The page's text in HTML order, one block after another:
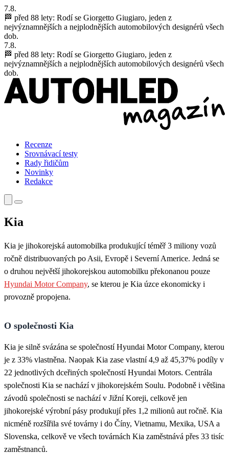
7.8.
🏁 před 88 lety: Rodí se Giorgetto Giugiaro, jeden z
nejvýznamnějších a nejplodnějších automobilových designérů všech
dob.
7.8.
🏁 před 88 lety: Rodí se Giorgetto Giugiaro, jeden z
nejvýznamnějších a nejplodnějších automobilových designérů všech
dob.
Recenze
Srovnávací testy
Rady řidičům
Novinky
Redakce
Kia
Kia je jihokorejská automobilka produkující téměř 3 miliony vozů
ročně distribuovaných po Asii, Evropě i Severní Americe. Jedná se
o druhou největší jihokorejskou automobilku překonanou pouze
Hyundai Motor Company, se kterou je Kia úzce ekonomicky i
provozně propojena.
O společnosti Kia
Kia je silně svázána se společností Hyundai Motor Company, kterou
je z 33% vlastněna. Naopak Kia zase vlastní 4,9 až 45,37% podíly v
22 jednotlivých dceřiných společností Hyundai Motors. Centrála
společnosti Kia se nachází v jihokorejském Soulu. Podobně i většina
závodů společnosti se nachází v Jižní Koreji, celkově jen
jihokorejské výrobní pásy produkují přes 1,2 milionů aut ročně. Kia
nicméně rozšířila své továrny i do Číny, Vietnamu, Mexika, USA a
Slovenska, celkově ve všech továrnách Kia zaměstnává přes 33 tisíc
zaměstnanců.